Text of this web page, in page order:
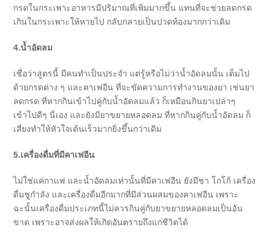
กรดในกระเพาะอาหารมีปริมาณที่เพิ่มมากขึ้น แทนที่จะช่วยลดกรด
เกินในกระเพาะให้หายไป กลับกลายเป็นปวดท้องมากกว่าเดิม
4.น้ำอัดลม
เชื่อว่าสูตรนี้ มีคนทำเป็นประจำ แต่รู้หรือไม่ว่าน้ำอัดลมนั้น เต็มไป
ด้วยกรดต่าง ๆ และคาเฟอีน ที่จะขัดความการทำงานของยา เช่นยา
ลดกรด ที่หากกินเข้าไปคู่กับน้ำอัดลมแล้ว ก็เหมือนกินยาเปล่าๆ
เข้าไปดีๆ นี่เอง และยังมียาขยายหลอดลม ที่หากกินคู่กับน้ำอัดลม ก็
เสี่ยงทำให้หัวใจเต้นเร็วมากยิ่งขึ้นกว่าเดิม
5.เครื่องดื่มที่มีคาเฟอีน
ไม่ใช่แค่กาแฟ และน้ำอัดลมเท่านั้นที่มีคาเฟอีน ยังมีชา โกโก้ เครื่อง
ดื่มชูกำลัง และเครื่องดื่มอีกมากที่มีส่วนผสมของคาเฟอีน เพราะ
ฉะนั้นเครื่องดื่มประเภทนี้ไม่ควรกินคู่กับยาขยายหลอดลมเป็นอัน
ขาด เพราะอาจส่งผลให้เกิดอันตรายถึงแก่ชีวิตได้